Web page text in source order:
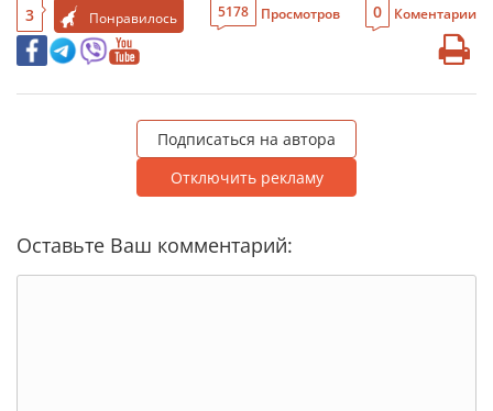
3 Понравилось 5178 Просмотров 0 Коментарии
Подписаться на автора
Отключить рекламу
Оставьте Ваш комментарий: